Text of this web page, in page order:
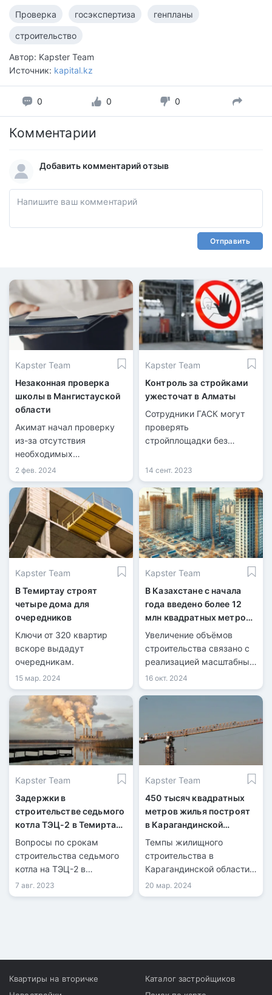
Проверка госэкспертиза генпланы
строительство
Автор: Kapster Team
Источник: kapital.kz
0 0 0
Комментарии
Добавить комментарий отзыв
Отправить
Kapster Team
Незаконная проверка
школы в Мангистауской
области
Акимат начал проверку
из-за отсутствия
необходимых
разрешительных
документов, хотя у
инвестора они были в
наличии.
2 фев. 2024
Kapster Team
Контроль за стройками
ужесточат в Алматы
Сотрудники ГАСК могут
проверять
стройплощадки без
от жителей.
14 сент. 2023
Kapster Team
В Темиртау строят
четыре дома для
очередников
Ключи от 320 квартир
вскоре выдадут
очередникам.
15 мар. 2024
Kapster Team
В Казахстане с начала
года введено более 12
млн квадратных метров
жилья
Увеличение объёмов
строительства связано с
реализацией масштабных
государственных
программ в сфере жилья
и инфраструктуры.
16 окт. 2024
Kapster Team
Задержки в
строительстве седьмого
котла ТЭЦ-2 в Темиртау:
вызовы и перспективы
Вопросы по срокам
строительства седьмого
котла на ТЭЦ-2 в
Темиртау становятся все
более актуальными, так
7 авг. 2023
Kapster Team
450 тысяч квадратных
метров жилья построят
в Карагандинской
области
Темпы жилищного
строительства в
Карагандинской области
продолжают
увеличиваться.
20 мар. 2024
Квартиры на вторичке
Каталог застройщиков